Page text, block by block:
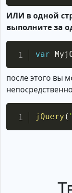
ИЛИ в одной
выполните за
var
после этого вы
jQuery (